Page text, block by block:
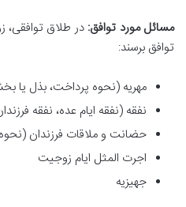
مسائل مورد توافق: در طلاق توافقی،
توافق برسند:
مهریه (نحوه پرداخت، بذل یا
نفقه (نفقه ایام عده، نفقه
حضانت و ملاقات فرزندان
اجرت المثل ایام زوجیت
جهیزیه